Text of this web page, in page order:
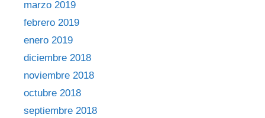
marzo 2019
febrero 2019
enero 2019
diciembre 2018
noviembre 2018
octubre 2018
septiembre 2018